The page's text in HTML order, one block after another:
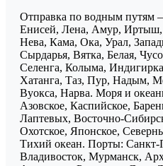
Отправка по водным путям
Енисей, Лена, Амур, Иртыш,
Нева, Кама, Ока, Урал,
Сырдарья, Вятка, Белая,
Селенга, Колыма,
Хатанга, Таз, Пур, Надым,
Вуокса, Нарва. Моря и
Азовское, Каспийское,
Лаптевых, Восточно-
Охотское, Японское,
Тихий океан. Порты: Санкт-
Владивосток, Мурманск,